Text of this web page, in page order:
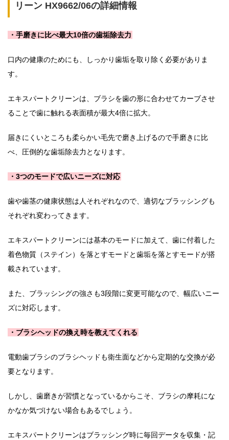
リーン HX9662/06の詳細情報
・手磨きに比べ最大10倍の歯垢除去力
口内の健康のためにも、しっかり歯垢を取り除く必要がありま
す。
エキスパートクリーンは、ブラシを歯の形に合わせてカーブさせ
ることで歯に触れる表面積が最大4倍に拡大。
届きにくいところも柔らかい毛先で磨き上げるので手磨きに比
べ、圧倒的な歯垢除去力となります。
・3つのモードで広いニーズに対応
歯や歯茎の健康状態は人それぞれなので、適切なブラッシングも
それぞれ変わってきます。
エキスパートクリーンには基本のモードに加えて、歯に付着した
着色物質（ステイン）を落とすモードと歯垢を落とすモードが搭
載されています。
また、ブラッシングの強さも3段階に変更可能なので、幅広いニー
ズに対応します。
・ブラシヘッドの換え時を教えてくれる
電動歯ブラシのブラシヘッドも衛生面などから定期的な交換が必
要となります。
しかし、歯磨きが習慣となっているからこそ、ブラシの摩耗にな
かなか気づけない場合もあるでしょう。
エキスパートクリーンはブラッシング時に毎回データを収集・記